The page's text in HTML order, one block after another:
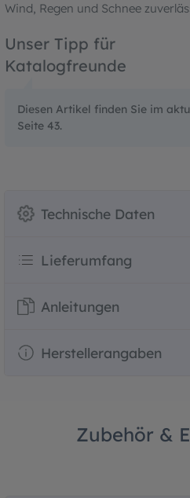
Wind, Regen und Schnee
Unser Tipp für
Katalogfreunde
Diesen Artikel finden Sie im
Seite 43.
Technische Daten
Lieferumfang
Anleitungen
Herstellerangaben
Zubehör &